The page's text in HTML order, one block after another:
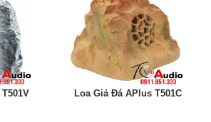
Loa Giả Đá APlus T501C